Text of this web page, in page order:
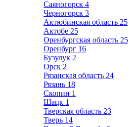
Саяногорск 4
Черногорск 3
Актюбинская область 25
Актобе 25
Оренбургская область 25
Оренбург 16
Бузулук 2
Орск 2
Рязанская область 24
Рязань 18
Скопин 1
Шацк 1
Тверская область 23
Тверь 14